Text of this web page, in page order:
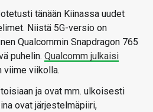
tänään Kiinassa uudet
Niistä 5G-versio on
Qualcommin Snapdragon 765
puhelin. Qualcomm julkaisi
viime viikolla.
ja ovat mm. ulkoisesti
ovat järjestelmäpiiri,